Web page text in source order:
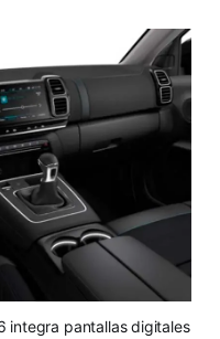
integra pantallas digitales